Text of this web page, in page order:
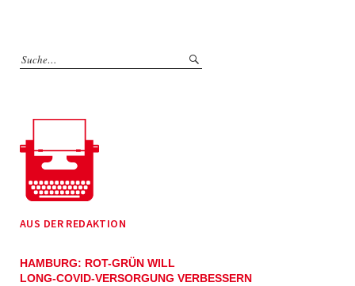
AUS DER REDAKTION
HAMBURG: ROT-GRÜN WILL
LONG-COVID-VERSORGUNG VERBESSERN